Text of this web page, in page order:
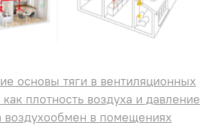
основы тяги в вентиляционных
плотность воздуха и давление
воздухообмен в помещениях